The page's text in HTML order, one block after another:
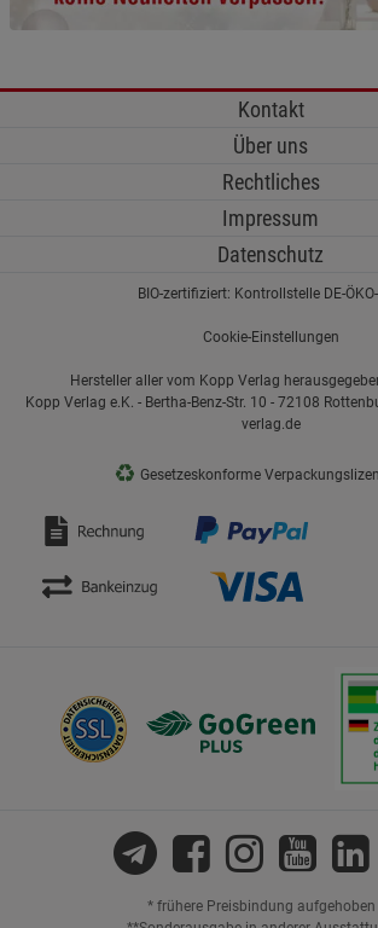
Kontakt
Über uns
Rechtliches
Impressum
Datenschutz
BIO-zertifiziert: Kontrollstelle DE-
Cookie-Einstellungen
Hersteller aller vom Kopp Verlag
Kopp Verlag e.K. - Bertha-Benz-Str. 10 - 72108
verlag.de
♻ Gesetzeskonforme
* frühere Preisbindung aufgehoben
anzeigen
Statistik Cookies (2)
Beschreibung Statistik Cookies
Cookie-Informationen
Marketing Cookies (3)